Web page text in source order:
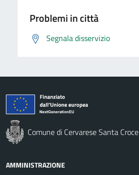
Problemi in città
Segnala disservizio
Comune di Cervarese Santa Croce
AMMINISTRAZIONE